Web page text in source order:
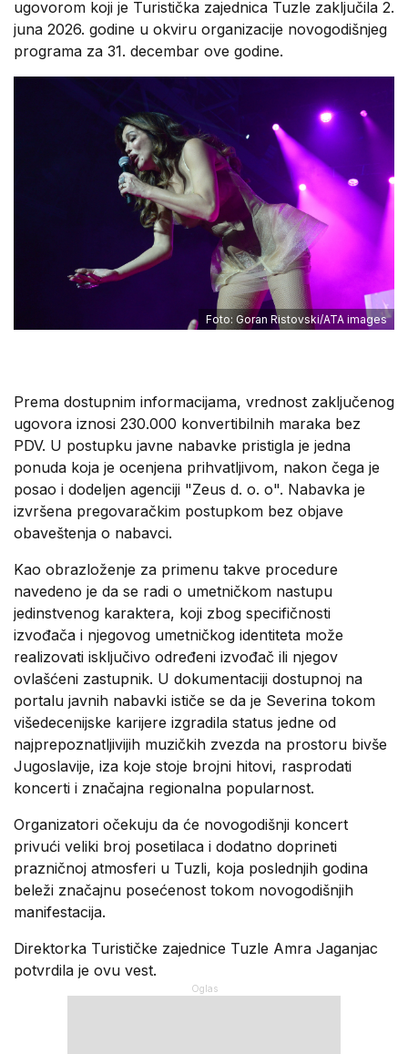
ugovorom koji je Turistička zajednica Tuzle zaključila 2.
juna 2026. godine u okviru organizacije novogodišnjeg
programa za 31. decembar ove godine.
Foto: Goran Ristovski/ATA images
Prema dostupnim informacijama, vrednost zaključenog
ugovora iznosi 230.000 konvertibilnih maraka bez
PDV. U postupku javne nabavke pristigla je jedna
ponuda koja je ocenjena prihvatljivom, nakon čega je
posao i dodeljen agenciji "Zeus d. o. o". Nabavka je
izvršena pregovaračkim postupkom bez objave
obaveštenja o nabavci.
Kao obrazloženje za primenu takve procedure
navedeno je da se radi o umetničkom nastupu
jedinstvenog karaktera, koji zbog specifičnosti
izvođača i njegovog umetničkog identiteta može
realizovati isključivo određeni izvođač ili njegov
ovlašćeni zastupnik. U dokumentaciji dostupnoj na
portalu javnih nabavki ističe se da je Severina tokom
višedecenijske karijere izgradila status jedne od
najprepoznatljivijih muzičkih zvezda na prostoru bivše
Jugoslavije, iza koje stoje brojni hitovi, rasprodati
koncerti i značajna regionalna popularnost.
Organizatori očekuju da će novogodišnji koncert
privući veliki broj posetilaca i dodatno doprineti
prazničnoj atmosferi u Tuzli, koja poslednjih godina
beleži značajnu posećenost tokom novogodišnjih
manifestacija.
Direktorka Turističke zajednice Tuzle Amra Jaganjac
potvrdila je ovu vest.